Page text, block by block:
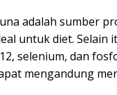
adalah sumber
untuk diet. Selain
selenium, dan
mengandung